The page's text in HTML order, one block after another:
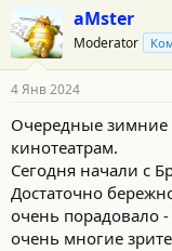
aMster
Moderator
4 Янв 2024
Очередные зимние
кинотеатрам.
Сегодня начали с
Достаточно
очень порадовало -
очень многие